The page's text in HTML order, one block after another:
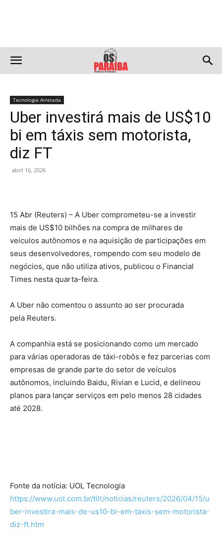
Tecnologia Arretada
Uber investirá mais de US$10
bi em táxis sem motorista,
diz FT
abril 16, 2026
15 Abr (Reuters) – A Uber comprometeu-se a investir ​
mais de US$10 ​bilhões na compra de milhares de
veículos autônomos e na ​aquisição ⁠de ​participações em
seus desenvolvedores, ⁠rompendo com ​seu modelo de
negócios, que não utiliza ativos, publicou ‌o Financial
Times ‌nesta ​quarta-feira.
A Uber não comentou o assunto ao ‌ser procurada
pela Reuters.
A companhia está se posicionando como um mercado
para várias operadoras de táxi-robôs e fez parcerias com
empresas de grande ‌parte do setor de veículos
autônomos, incluindo Baidu, Rivian ​e Lucid, e delineou
planos ‌para lançar serviços em pelo menos 28 cidades
‌até 2028.
Fonte da notícia: UOL Tecnologia
https://www.uol.com.br/tilt/noticias/reuters/2026/04/15/u
ber-investira-mais-de-us10-bi-em-taxis-sem-motorista-
diz-ft.htm